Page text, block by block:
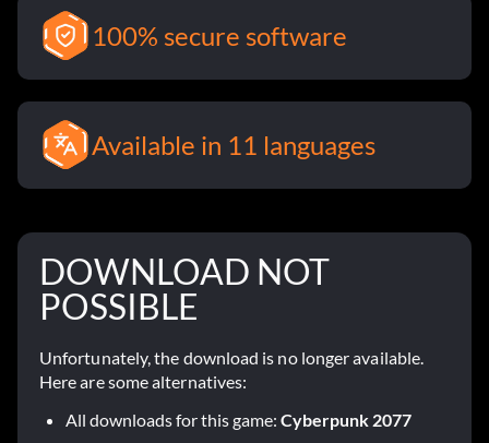
100% secure software
Available in 11 languages
DOWNLOAD NOT
POSSIBLE
Unfortunately, the download is no longer available.
Here are some alternatives:
All downloads for this game: Cyberpunk 2077